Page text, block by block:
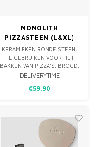
MONOLITH
PIZZASTEEN (L&XL)
2CM DIK
KERAMIEKEN RONDE STEEN,
TE GEBRUIKEN VOOR HET
BAKKEN VAN PIZZA'S, BROOD,
KOEKJES EN ANDERE
AFMETINGEN: CA Ø 36CM O.A.
DELIVERYTIME
€59,90